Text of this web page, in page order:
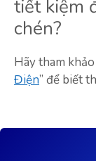
tiết kiệm
chén?
Hãy tham khảo
Điện” để biết